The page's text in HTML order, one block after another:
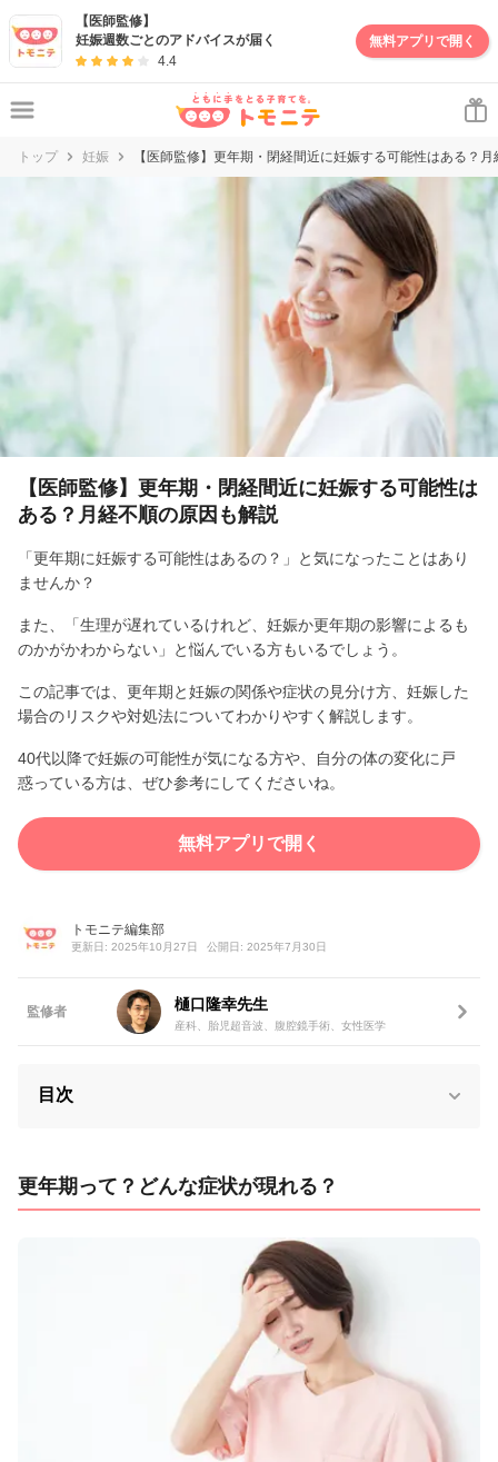
【医師監修】
妊娠週数ごとのアドバイスが届く
4.4
無料アプリで開く
トップ 妊娠 【医師監修】更年期・閉経間近に妊娠する可能性はある？
【医師監修】更年期・閉経間近に妊娠する可能性は
ある？月経不順の原因も解説
「更年期に妊娠する可能性はあるの？」と気になったことはあり
ませんか？
また、「生理が遅れているけれど、妊娠か更年期の影響によるも
のかがかわからない」と悩んでいる方もいるでしょう。
この記事では、更年期と妊娠の関係や症状の見分け方、妊娠した
場合のリスクや対処法についてわかりやすく解説します。
40代以降で妊娠の可能性が気になる方や、自分の体の変化に戸
惑っている方は、ぜひ参考にしてくださいね。
無料アプリで開く
トモニテ編集部
更新日: 2025年10月27日 公開日: 2025年7月30日
監修者 樋口隆幸先生
産科、胎児超音波、腹腔鏡手術、女性医学
目次
更年期って？どんな症状が現れる？
妊娠・出産・子育て情報サイト | トモニテ